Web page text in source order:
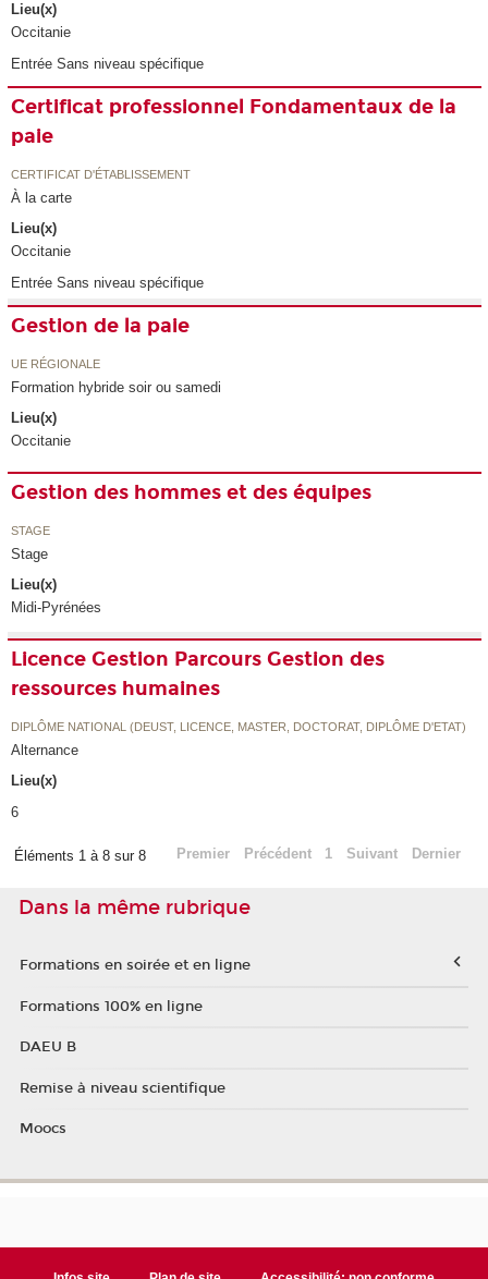
Lieu(x)
Occitanie
Entrée Sans niveau spécifique
Certificat professionnel Fondamentaux de la
paie
CERTIFICAT D'ÉTABLISSEMENT
À la carte
Lieu(x)
Occitanie
Entrée Sans niveau spécifique
Gestion de la paie
UE RÉGIONALE
Formation hybride soir ou samedi
Lieu(x)
Occitanie
Gestion des hommes et des équipes
STAGE
Stage
Lieu(x)
Midi-Pyrénées
Licence Gestion Parcours Gestion des
ressources humaines
DIPLÔME NATIONAL (DEUST, LICENCE, MASTER, DOCTORAT, DIPLÔME D'ETAT)
Alternance
Lieu(x)
6
Éléments 1 à 8 sur 8 Premier Précédent 1 Suivant Dernier
Dans la même rubrique
Formations en soirée et en ligne
Formations 100% en ligne
DAEU B
Remise à niveau scientifique
Moocs